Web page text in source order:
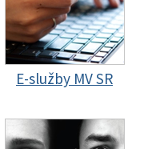
E-služby MV SR